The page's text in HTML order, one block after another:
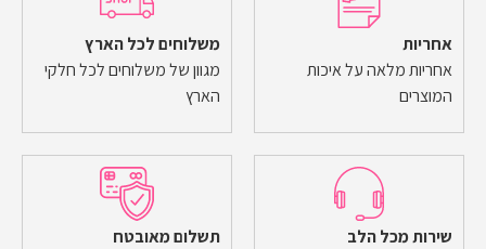
אחריות
אחריות מלאה על איכות
המוצרים
משלוחים לכל הארץ
מגוון של משלוחים לכל חלקי
הארץ
שירות מכל הלב
תשלום מאובטח